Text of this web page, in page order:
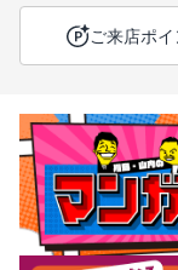
ご来店ポイ